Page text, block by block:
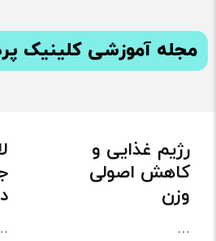
مجله آموزشی کلینیک
لاغری بدون عمل
جراحی و عوارض
در شمال ایران
…